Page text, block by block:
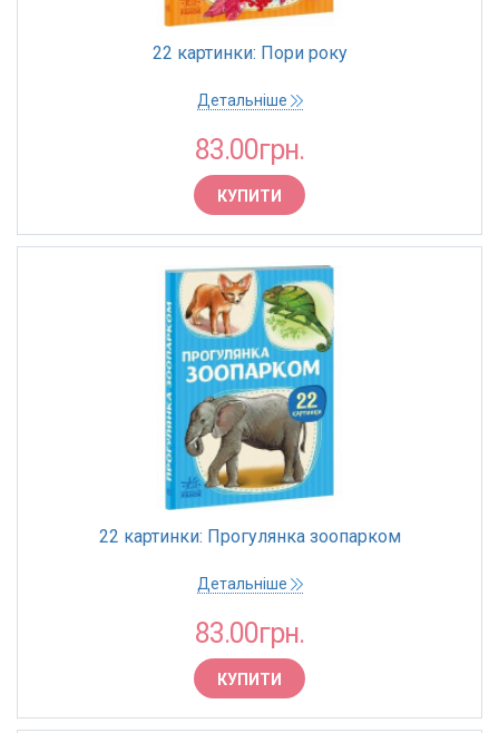
22 картинки: Пори року
Детальніше
83.00грн.
КУПИТИ
22 картинки: Прогулянка зоопарком
Детальніше
83.00грн.
КУПИТИ